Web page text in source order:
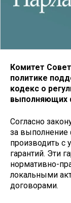
Комитет
политике
кодекс о
выполняющих
Согласно
за выполнение
производить с
гарантий. Эти
нормативно-
локальными
договорами.